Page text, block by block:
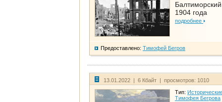
1904 года
подробнее
Предоставлено: Тимофей Бегров
13.01.2022 | 6 Кбайт | просмотров: 1010
Тип:
Тимофея Бегрова